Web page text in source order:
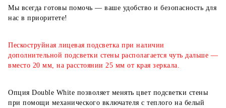
Мы всегда готовы помочь — ваше удобство и безопасность для
нас в приоритете!
Пескоструйная лицевая подсветка при наличии
дополнительной подсветки стены располагается чуть дальше —
вместо 20 мм, на расстоянии 25 мм от края зеркала.
Опция Double White позволяет менять цвет подсветки стены
при помощи механического включателя с теплого на белый